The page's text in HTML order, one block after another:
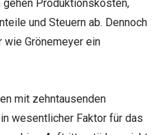
gehen Produktionskosten,
und Steuern ab. Dennoch
Grönemeyer ein
mit zehntausenden
wesentlicher Faktor für das